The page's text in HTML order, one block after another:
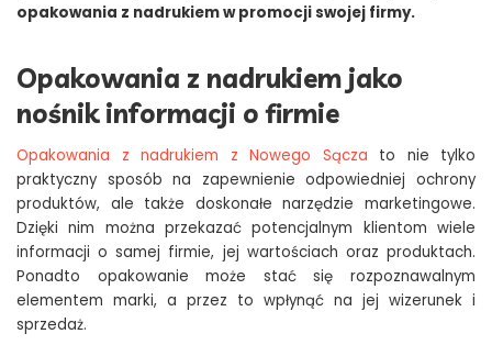
opakowania z nadrukiem w promocji swojej firmy.
Opakowania z nadrukiem jako
nośnik informacji o firmie
Opakowania z nadrukiem z Nowego Sącza to nie tylko
praktyczny sposób na zapewnienie odpowiedniej ochrony
produktów, ale także doskonałe narzędzie marketingowe.
Dzięki nim można przekazać potencjalnym klientom wiele
informacji o samej firmie, jej wartościach oraz produktach.
Ponadto opakowanie może stać się rozpoznawalnym
elementem marki, a przez to wpłynąć na jej wizerunek i
sprzedaż.